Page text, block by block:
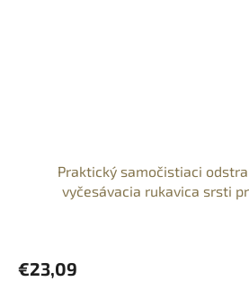
Praktický samočistiaci
vyčesávacia rukavica srsti
€23,09